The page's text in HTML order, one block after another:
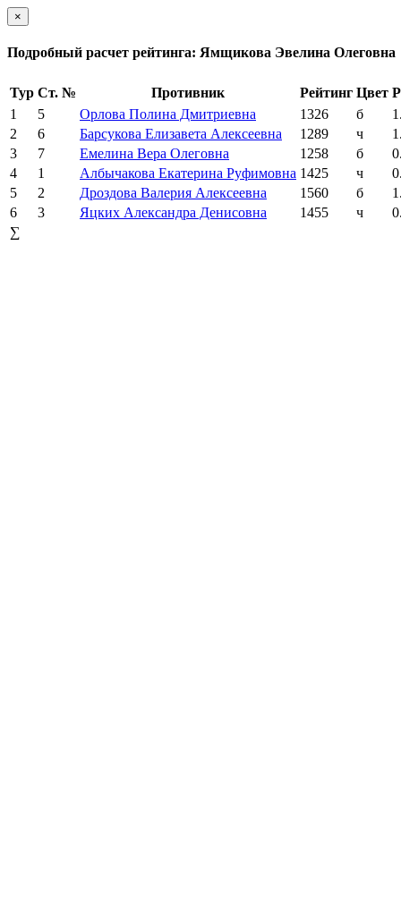
×
Подробный расчет рейтинга: Ямщикова Эвелина Олеговна
Тур Ст. № Противник Рейтинг Цвет
1
5 Орлова Полина Дмитриевна 1326 б
2
6 Барсукова Елизавета Алексеевна 1289 ч
3
7 Емелина Вера Олеговна 1258 б
4
1 Албычакова Екатерина Руфимовна 1425 ч
5
2 Дроздова Валерия Алексеевна 1560 б
6
3 Яцких Александра Денисовна 1455 ч
∑